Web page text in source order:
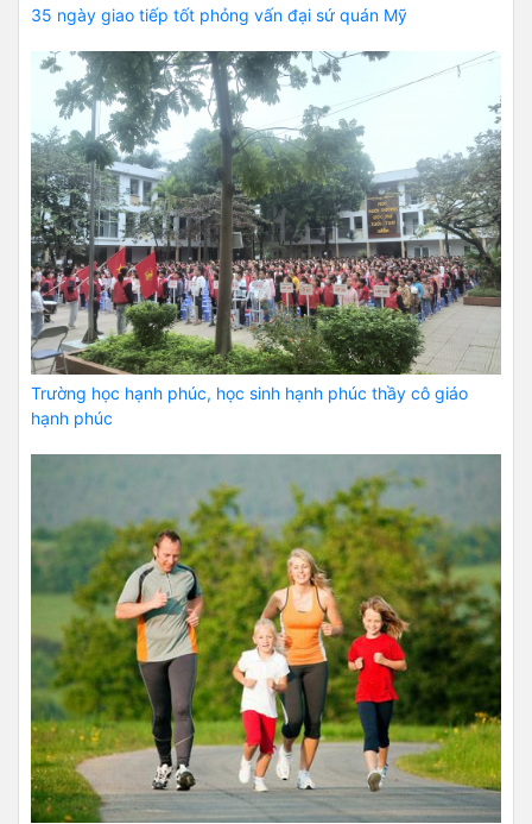
35 ngày giao tiếp tốt phỏng vấn đại sứ quán Mỹ
Trường học hạnh phúc, học sinh hạnh phúc thầy cô giáo
hạnh phúc